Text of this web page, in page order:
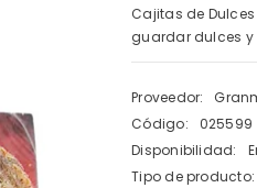
Cajitas de
guardar dulces y
Proveedor:
Código:
025599
Disponibilidad:
Tipo de producto: